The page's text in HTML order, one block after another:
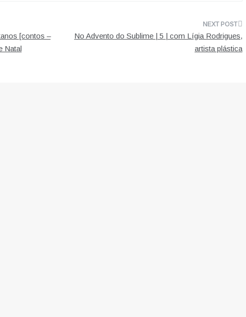
[contos –
Natal
No Advento do Sublime | 5 | com Lígia Rodrigues,
artista plástica